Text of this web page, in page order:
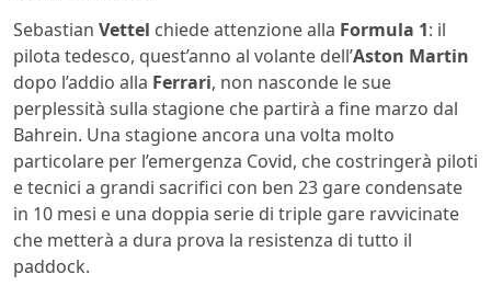
Sebastian Vettel chiede attenzione alla Formula 1: il
pilota tedesco, quest’anno al volante dell’Aston Martin
dopo l’addio alla Ferrari, non nasconde le sue
perplessità sulla stagione che partirà a fine marzo dal
Bahrein. Una stagione ancora una volta molto
particolare per l’emergenza Covid, che costringerà piloti
e tecnici a grandi sacrifici con ben 23 gare condensate
in 10 mesi e una doppia serie di triple gare ravvicinate
che metterà a dura prova la resistenza di tutto il
paddock.